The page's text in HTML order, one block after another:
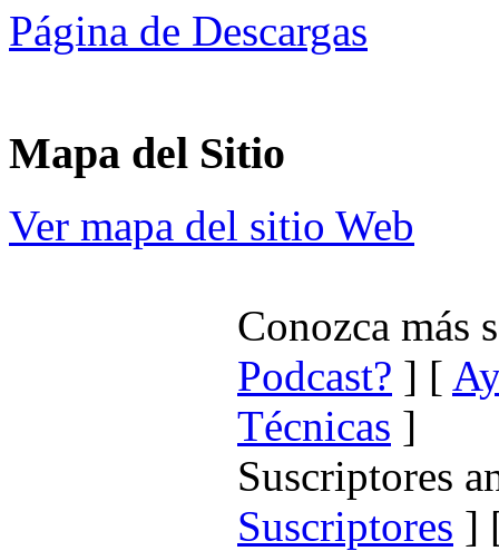
Página de Descargas
Mapa del Sitio
Ver mapa del sitio Web
Conozca más
Podcast? ] [
Técnicas ]
Suscriptores
Suscriptores ]